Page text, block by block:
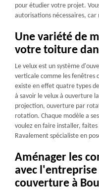
pour étudier votre projet.
autorisations nécessaires,
Une variété de
votre toiture
Le velux est un système
verticale comme les fenêtres
existe en effet quatre types
à savoir le velux à ouverture
projection, ouverture par
rotation. Chaque modèle a
voulez en faire installer,
Ravalement spécialiste en
Aménager les
avec
couverture à